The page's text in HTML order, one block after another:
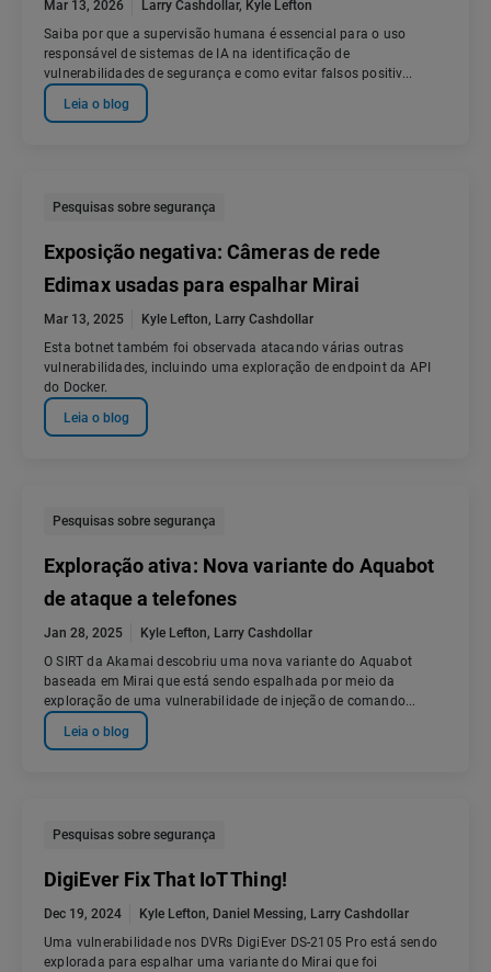
Mar 13, 2026 Larry Cashdollar, Kyle Lefton
Saiba por que a supervisão humana é essencial para o uso
responsável de sistemas de IA na identificação de
vulnerabilidades de segurança e como evitar falsos positiv...
Leia o blog
Pesquisas sobre segurança
Exposição negativa: Câmeras de rede
Edimax usadas para espalhar Mirai
Mar 13, 2025 Kyle Lefton, Larry Cashdollar
Esta botnet também foi observada atacando várias outras
vulnerabilidades, incluindo uma exploração de endpoint da API
do Docker.
Leia o blog
Pesquisas sobre segurança
Exploração ativa: Nova variante do Aquabot
de ataque a telefones
Jan 28, 2025 Kyle Lefton, Larry Cashdollar
O SIRT da Akamai descobriu uma nova variante do Aquabot
baseada em Mirai que está sendo espalhada por meio da
exploração de uma vulnerabilidade de injeção de comando...
Leia o blog
Pesquisas sobre segurança
DigiEver Fix That IoT Thing!
Dec 19, 2024 Kyle Lefton, Daniel Messing, Larry Cashdollar
Uma vulnerabilidade nos DVRs DigiEver DS-2105 Pro está sendo
explorada para espalhar uma variante do Mirai que foi